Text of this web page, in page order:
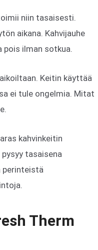
niin tasaisesti.
aikana. Kahvijauhe
ilman sotkua.
Keitin käyttää
ei tule ongelmia. Mitat
kahvinkeitin
tasaisena
perinteistä
Therm